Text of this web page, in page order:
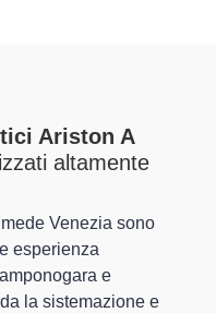
Ariston A
altamente
Venezia sono
esperienza
e
la sistemazione e